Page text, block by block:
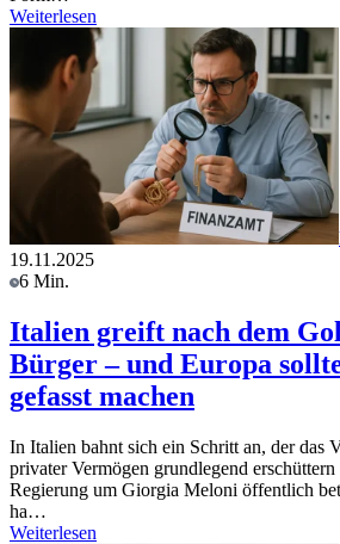
Weiterlesen
19.11.2025
6 Min.
Italien greift nach dem
Bürger – und Europa
gefasst machen
In Italien bahnt sich ein Schritt an, der das
privater Vermögen grundlegend
Regierung um Giorgia Meloni öffentlich
ha…
Weiterlesen